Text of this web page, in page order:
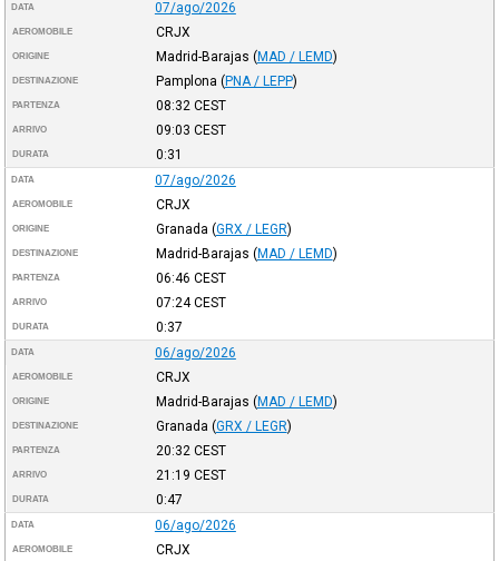
DATA 07/ago/2026
AEROMOBILE CRJX
ORIGINE Madrid-Barajas (MAD / LEMD)
DESTINAZIONE Pamplona (PNA / LEPP)
PARTENZA 08:32 CEST
ARRIVO 09:03 CEST
DURATA 0:31
DATA 07/ago/2026
AEROMOBILE CRJX
ORIGINE Granada (GRX / LEGR)
DESTINAZIONE Madrid-Barajas (MAD / LEMD)
PARTENZA 06:46 CEST
ARRIVO 07:24CEST
DURATA 0:37
DATA 06/ago/2026
AEROMOBILE CRJX
ORIGINE Madrid-Barajas (MAD / LEMD)
DESTINAZIONE Granada (GRX / LEGR)
PARTENZA 20:32 CEST
ARRIVO 21:19 CEST
DURATA 0:47
DATA 06/ago/2026
AEROMOBILE CRJX